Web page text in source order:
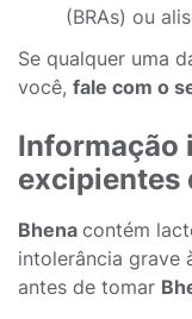
(BRAs) ou
Se qualquer uma
você, fale com o
Informação
excipientes
Bhena contém
intolerância grave
antes de tomar